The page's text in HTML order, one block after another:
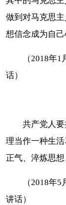
做到对马克思
想信念成为自己
（2018年
话）
共产党人
理当作一种生
正气、淬炼思想
（2018年
讲话）